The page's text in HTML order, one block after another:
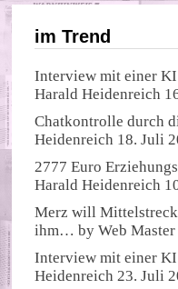
im Trend
Interview mit einer KI
Harald Heidenreich
Chatkontrolle durch
Heidenreich 18. Juli
2777 Euro
Harald Heidenreich
Merz will
ihm… byWeb Master
Interview mit einer
Heidenreich 23. Juli